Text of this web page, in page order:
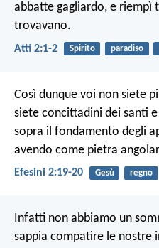
abbatte gagliardo, e riempì
trovavano.
Atti 2:1-2 Spirito paradiso
Così dunque voi non siete
siete concittadini dei santi
sopra il fondamento degli
avendo come pietra
Efesini 2:19-20 Gesù regno
Infatti non abbiamo un
sappia compatire le nostre